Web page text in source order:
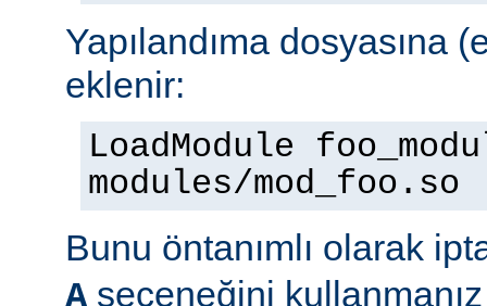
Yapılandıma dosyasına
eklenir:
LoadModule
modules/mod_foo.so
Bunu öntanımlı olarak
A seçeneğini